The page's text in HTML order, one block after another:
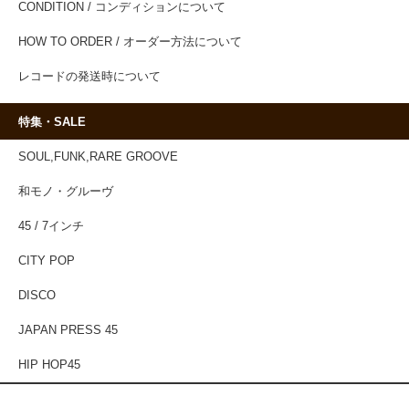
CONDITION / コンディションについて
HOW TO ORDER / オーダー方法について
レコードの発送時について
特集・SALE
SOUL,FUNK,RARE GROOVE
和モノ・グルーヴ
45 / 7インチ
CITY POP
DISCO
JAPAN PRESS 45
HIP HOP45